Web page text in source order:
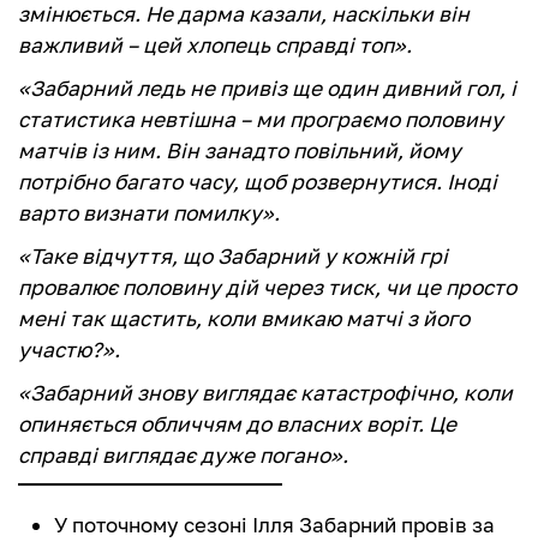
змінюється. Не дарма казали, наскільки він
важливий – цей хлопець справді топ».
«Забарний ледь не привіз ще один дивний гол, і
статистика невтішна – ми програємо половину
матчів із ним. Він занадто повільний, йому
потрібно багато часу, щоб розвернутися. Іноді
варто визнати помилку».
«Таке відчуття, що Забарний у кожній грі
провалює половину дій через тиск, чи це просто
мені так щастить, коли вмикаю матчі з його
участю?».
«Забарний знову виглядає катастрофічно, коли
опиняється обличчям до власних воріт. Це
справді виглядає дуже погано».
У поточному сезоні Ілля Забарний провів за